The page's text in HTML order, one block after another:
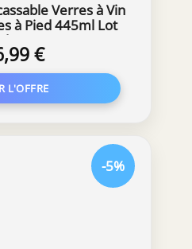
Verres à Vin
à Pied 445ml Lot
de 6
€
-5%